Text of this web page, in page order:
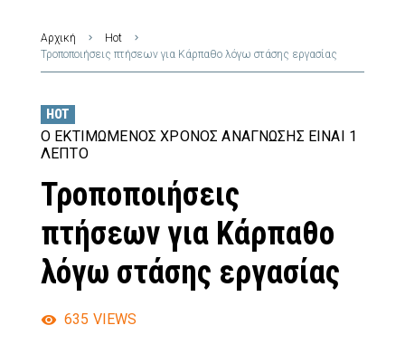
Αρχική
Hot
Τροποποιήσεις πτήσεων για Κάρπαθο λόγω στάσης εργασίας
HOT
Ο ΕΚΤΙΜΏΜΕΝΟΣ ΧΡΌΝΟΣ ΑΝΆΓΝΩΣΗΣ ΕΊΝΑΙ 1
ΛΕΠΤΌ
Τροποποιήσεις
πτήσεων για Κάρπαθο
λόγω στάσης εργασίας
635 VIEWS